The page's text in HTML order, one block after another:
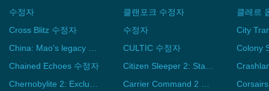
수정자
클랜포크 수정자
Cross Blitz 수정자
수정자
China: Mao's legacy 수정자
CULTIC 수정자
Chained Echoes 수정자
Citizen Sleeper 2: Starward Vector 수정자
Chernobylite 2: Exclusion Zone 수정자
Carrier Command 2 수정자